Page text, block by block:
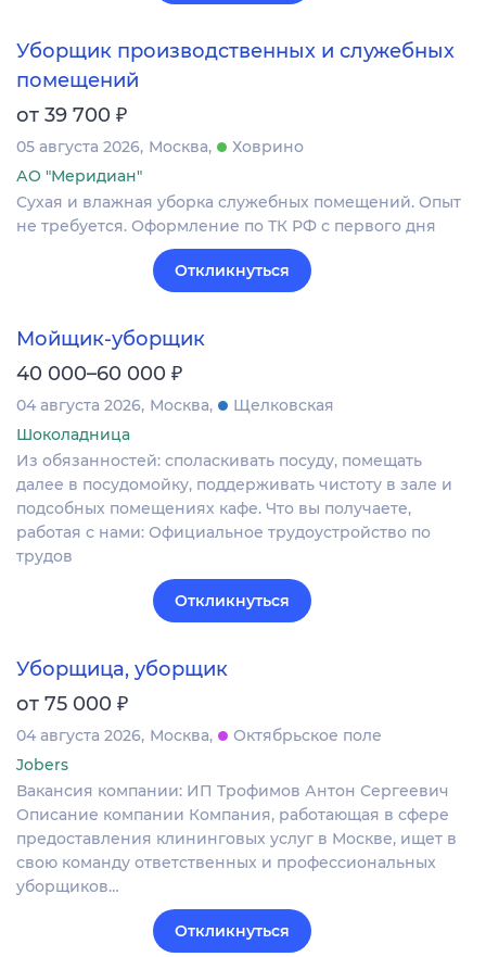
Уборщик производственных и служебных
помещений
от 39 700 ₽
05 августа 2026 Москва
Ховрино
АО "Меридиан"
Сухая и влажная уборка служебных помещений. Опыт
не требуется. Оформление по ТК РФ с первого дня
Откликнуться
Мойщик-уборщик
40 000–60 000 ₽
04 августа 2026 Москва
Щелковская
Шоколадница
Из обязанностей: споласкивать посуду, помещать
далее в посудомойку, поддерживать чистоту в зале и
подсобных помещениях кафе. Что вы получаете,
работая с нами: Официальное трудоустройство по
трудов
Откликнуться
Уборщица, уборщик
от 75 000 ₽
04 августа 2026 Москва
Октябрьское поле
Jobers
Вакансия компании: ИП Трофимов Антон Сергеевич
Описание компании Компания, работающая в сфере
предоставления клининговых услуг в Москве, ищет в
свою команду ответственных и профессиональных
уборщиков…
Откликнуться